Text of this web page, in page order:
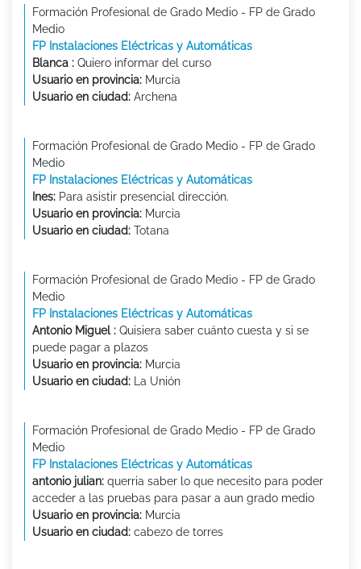
Formación Profesional de Grado Medio - FP de Grado
Medio
FP Instalaciones Eléctricas y Automáticas
Blanca : Quiero informar del curso
Usuario en provincia: Murcia
Usuario en ciudad: Archena
Formación Profesional de Grado Medio - FP de Grado
Medio
FP Instalaciones Eléctricas y Automáticas
Ines: Para asistir presencial dirección.
Usuario en provincia: Murcia
Usuario en ciudad: Totana
Formación Profesional de Grado Medio - FP de Grado
Medio
FP Instalaciones Eléctricas y Automáticas
Antonio Miguel : Quisiera saber cuánto cuesta y si se
puede pagar a plazos
Usuario en provincia: Murcia
Usuario en ciudad: La Unión
Formación Profesional de Grado Medio - FP de Grado
Medio
FP Instalaciones Eléctricas y Automáticas
antonio julian: querria saber lo que necesito para poder
acceder a las pruebas para pasar a aun grado medio
Usuario en provincia: Murcia
Usuario en ciudad: cabezo de torres